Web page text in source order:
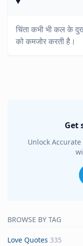
चिंता कभी भी कल के
को कमजोर करती है।
Get
Unlock
BROWSE BY TAG
Love Quotes 335